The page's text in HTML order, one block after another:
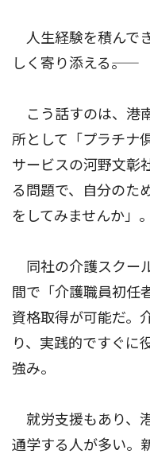
人生経験を積んで
しく寄り添える――。
こう話すのは、港
所として「プラチナ
サービスの河野文彰
る問題で、自分のた
をしてみませんか」。
同社の介護スクー
間で「介護職員初任
資格取得が可能だ。
り、実践的ですぐに
強み。
就労支援もあり、
通学する人が多い。